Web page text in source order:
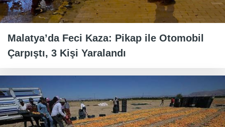
Malatya’da Feci Kaza: Pikap ile Otomobil
Çarpıştı, 3 Kişi Yaralandı